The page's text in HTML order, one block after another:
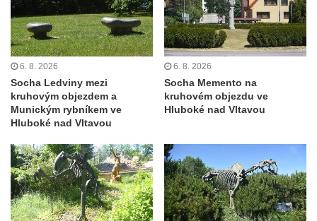
v ZOO Dresden
Socha krokodýla v ZOO Dresden
Socha slona v ZOO Dresden
Socha Faun s medvíďaty v ZOO Dresden
Socha divokého prasete před vstupem do
ZOO Dresden
Vltavou
Pamětní kámen revitalizace Vltavy Vraňany
– Hořín u Lužce nad Vltavou
Strom svobody a památník 100 let republiky
6. 8. 2026
Socha Ledviny mezi
kruhovým objezdem a
Munickým rybníkem ve
Hluboké nad Vltavou
6. 8. 2026
Socha Memento na
kruhovém objezdu ve
Hluboké nad Vltavou